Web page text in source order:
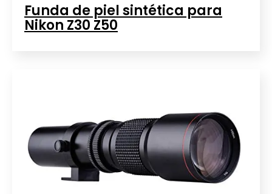
Funda de piel sintética para
Nikon Z30 Z50